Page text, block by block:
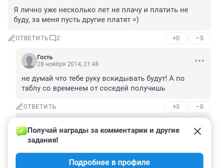
Я лично уже несколько лет не плачу и платить не
буду, за меня пусть другие платят =)
ОТВЕТИТЬ 2 +0 –5
Гость
28 ноября 2014, 21:48
не думай что тебе руку вскидывать будут! А по
таблу со временем от соседей получишь
ОТВЕТИТЬ +3 –0
29 ноября 2014, 11:32
ну так выселят) сейчас практика по долгам
нарабатывается быстро! получишь свои 12 м кв и в
коммуналке и все)
Получай награды за комментарии и другие
задания!
Подробнее в профиле